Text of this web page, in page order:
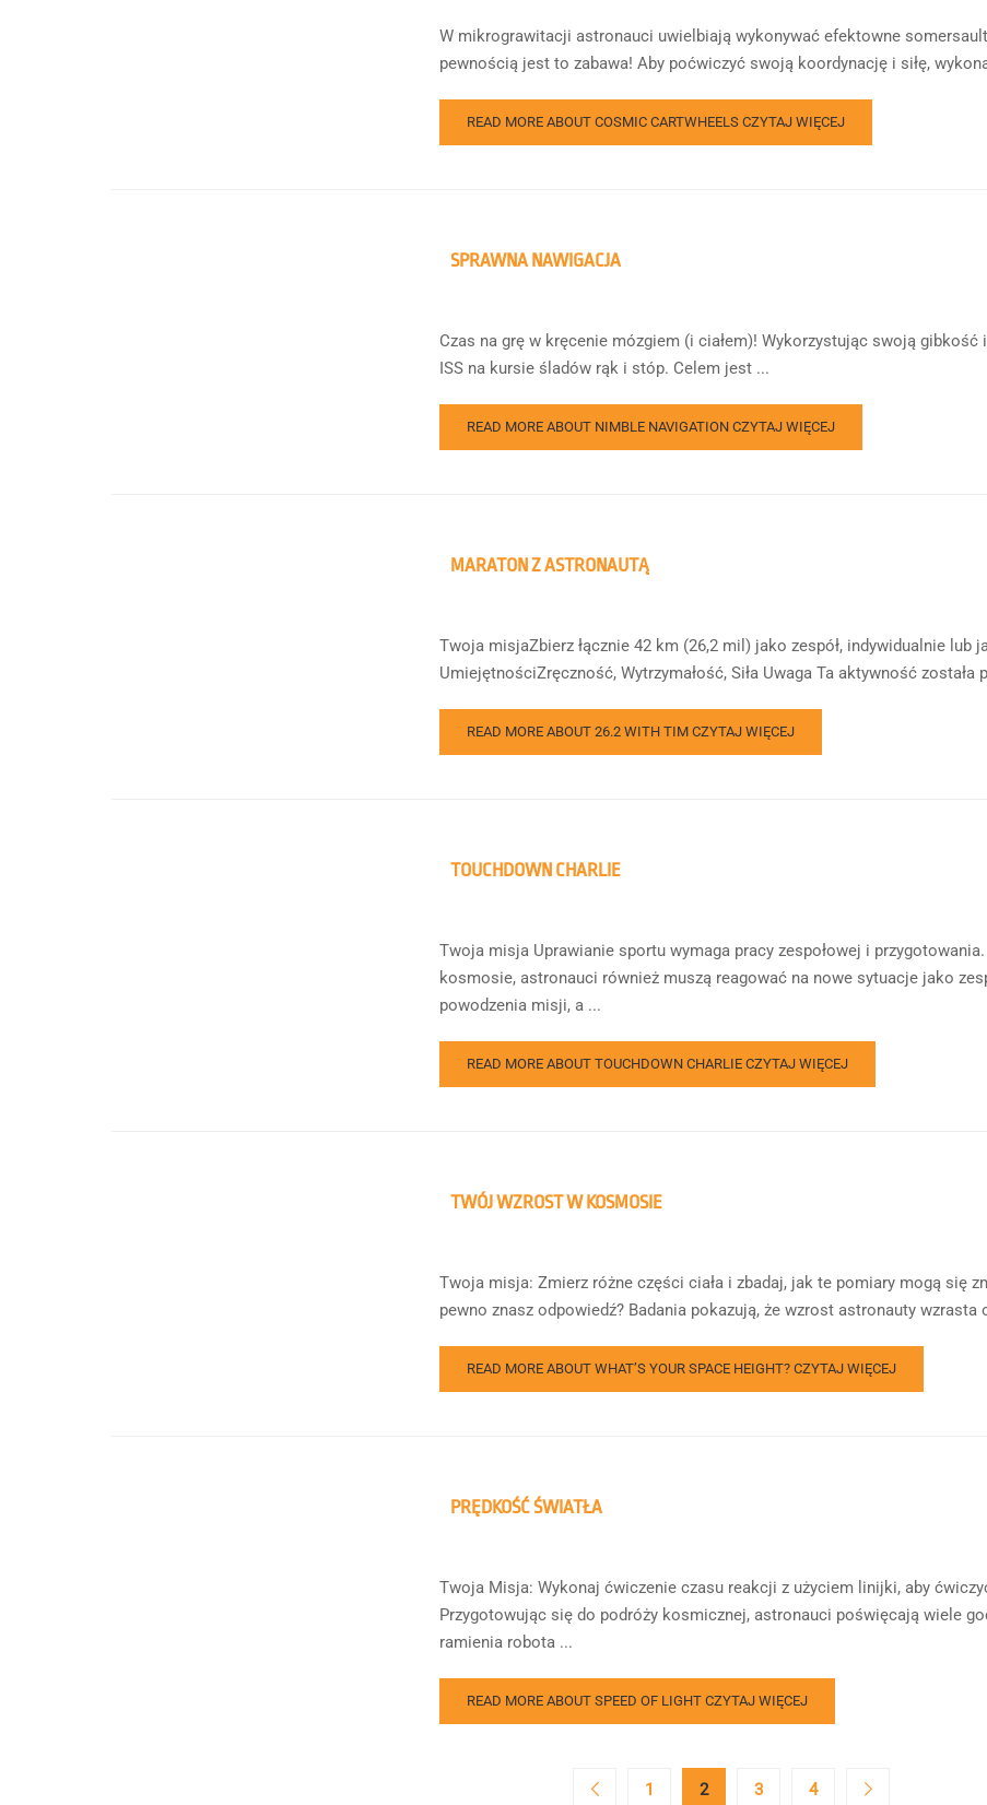
W mikrograwitacji astronauci uwielbiają wykonywać efektowne
pewnością jest to zabawa! Aby poćwiczyć swoją koordynację i siłę,
READ MORE ABOUT COSMIC CARTWHEELS CZYTAJ WIĘCEJ
SPRAWNA NAWIGACJA
Czas na grę w kręcenie mózgiem (i ciałem)! Wykorzystując swoją
ISS na kursie śladów rąk i stóp. Celem jest ...
READ MORE ABOUT NIMBLE NAVIGATION CZYTAJ WIĘCEJ
MARATON Z ASTRONAUTĄ
Twoja misjaZbierz łącznie 42 km (26,2 mil) jako zespół, indywidualnie lub
UmiejętnościZręczność, Wytrzymałość, Siła Uwaga Ta aktywność
READ MORE ABOUT 26.2 WITH TIM CZYTAJ WIĘCEJ
TOUCHDOWN CHARLIE
Twoja misja Uprawianie sportu wymaga pracy zespołowej i
kosmosie, astronauci również muszą reagować na nowe sytuacje jako
powodzenia misji, a ...
READ MORE ABOUT TOUCHDOWN CHARLIE CZYTAJ WIĘCEJ
TWÓJ WZROST W KOSMOSIE
Twoja misja: Zmierz różne części ciała i zbadaj, jak te pomiary mogą się
pewno znasz odpowiedź? Badania pokazują, że wzrost astronauty wzrasta
READ MORE ABOUT WHAT’S YOUR SPACE HEIGHT? CZYTAJ WIĘCEJ
PRĘDKOŚĆ ŚWIATŁA
Twoja Misja: Wykonaj ćwiczenie czasu reakcji z użyciem linijki, aby
Przygotowując się do podróży kosmicznej, astronauci poświęcają wiele
ramienia robota ...
READ MORE ABOUT SPEED OF LIGHT CZYTAJ WIĘCEJ
1 2 3 4